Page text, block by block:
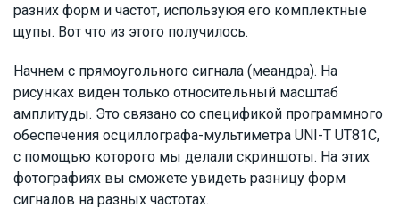
разних форм и частот, используюя его комплектные
щупы. Вот что из этого получилось.
Начнем с прямоугольного сигнала (меандра). На
рисунках виден только относительный масштаб
амплитуды. Это связано со спецификой программного
обеспечения осциллографа-мультиметра UNI-T UT81С,
с помощью которого мы делали скриншоты. На этих
фотографиях вы сможете увидеть разницу форм
сигналов на разных частотах.